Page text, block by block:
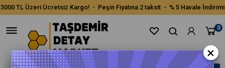
3000 TL Üzeri Ücretsiz Kargo! - Peşin Fiyatına 2 taksit - % 5 Havale İndirimi
0
×